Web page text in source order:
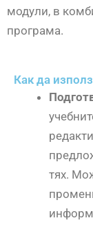
модули, в
програма.
Как да
тях.